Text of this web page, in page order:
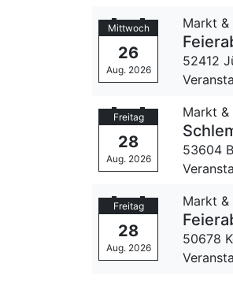
Mittwoch
26
Aug. 2026
Markt
52412
Freitag
28
Aug. 2026
Markt
53604
Freitag
28
Aug. 2026
Markt
50678